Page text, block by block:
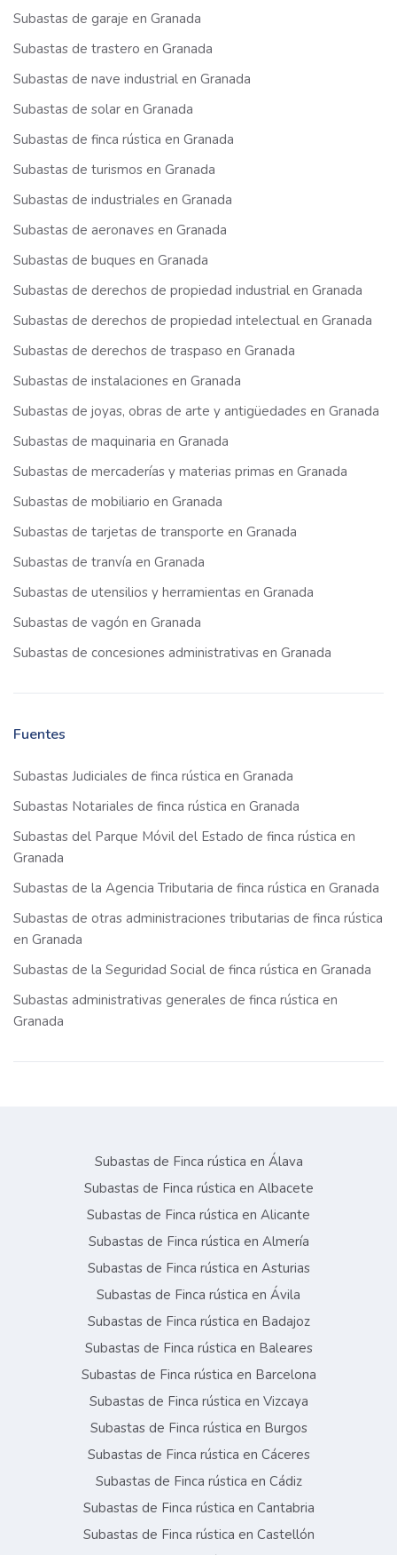
Subastas de garaje en Granada
Subastas de trastero en Granada
Subastas de nave industrial en Granada
Subastas de solar en Granada
Subastas de finca rústica en Granada
Subastas de turismos en Granada
Subastas de industriales en Granada
Subastas de aeronaves en Granada
Subastas de buques en Granada
Subastas de derechos de propiedad industrial en Granada
Subastas de derechos de propiedad intelectual en Granada
Subastas de derechos de traspaso en Granada
Subastas de instalaciones en Granada
Subastas de joyas, obras de arte y antigüedades en Granada
Subastas de maquinaria en Granada
Subastas de mercaderías y materias primas en Granada
Subastas de mobiliario en Granada
Subastas de tarjetas de transporte en Granada
Subastas de tranvía en Granada
Subastas de utensilios y herramientas en Granada
Subastas de vagón en Granada
Subastas de concesiones administrativas en Granada
Fuentes
Subastas Judiciales de finca rústica en Granada
Subastas Notariales de finca rústica en Granada
Subastas del Parque Móvil del Estado de finca rústica en
Granada
Subastas de la Agencia Tributaria de finca rústica en Granada
Subastas de otras administraciones tributarias de finca rústica
en Granada
Subastas de la Seguridad Social de finca rústica en Granada
Subastas administrativas generales de finca rústica en
Granada
Subastas de Finca rústica en Álava
Subastas de Finca rústica en Albacete
Subastas de Finca rústica en Alicante
Subastas de Finca rústica en Almería
Subastas de Finca rústica en Asturias
Subastas de Finca rústica en Ávila
Subastas de Finca rústica en Badajoz
Subastas de Finca rústica en Baleares
Subastas de Finca rústica en Barcelona
Subastas de Finca rústica en Vizcaya
Subastas de Finca rústica en Burgos
Subastas de Finca rústica en Cáceres
Subastas de Finca rústica en Cádiz
Subastas de Finca rústica en Cantabria
Subastas de Finca rústica en Castellón